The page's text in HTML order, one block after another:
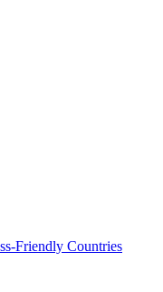
Friendly Countries